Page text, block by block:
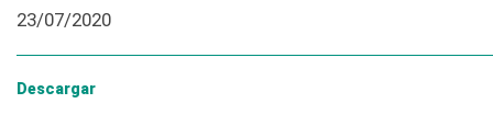
23/07/2020
Descargar